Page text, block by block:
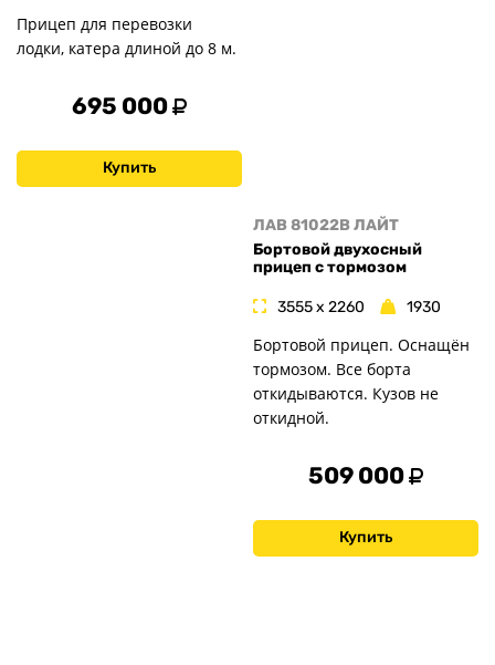
Прицеп для перевозки
лодки, катера длиной до 8 м.
695 000
Купить
ЛАВ 81022B ЛАЙТ
Бортовой двухосный
прицеп с тормозом
3555 x 2260 1930
Бортовой прицеп. Оснащён
тормозом. Все борта
откидываются. Кузов не
откидной.
509 000
Купить